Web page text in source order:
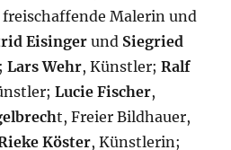
freischaffende Malerin und
Eisingerund Siegried
Lars Wehr, Künstler;Ralf
Lucie Fischer,
t, Freier Bildhauer,
Köster, Künstlerin;